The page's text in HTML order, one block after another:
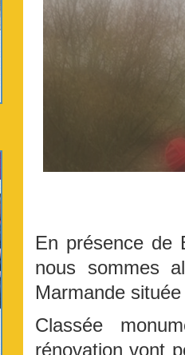
En présence de
nous sommes
Marmande
Classée
rénovation vont